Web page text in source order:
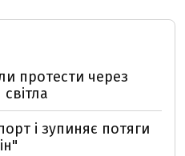
протести через
і зупиняє потяги